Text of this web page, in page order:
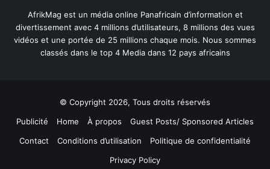
AfrikMag est un média online Panafricain d’information et
divertissement avec 4 millions d’utilisateurs, 8 millions des vues
vidéos et une portée de 25 millions chaque mois. Nous sommes
classés dans le top 4 Media dans 12 pays africains
© Copyright 2026, Tous droits réservés
Publicité
Home À propos
Guest Posts/ Sponsored Articles
Contact
Conditions d’utilisation
Politique de confidentialité
Privacy Policy